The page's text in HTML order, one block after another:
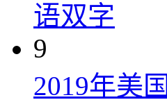
语双字
9
2019年美